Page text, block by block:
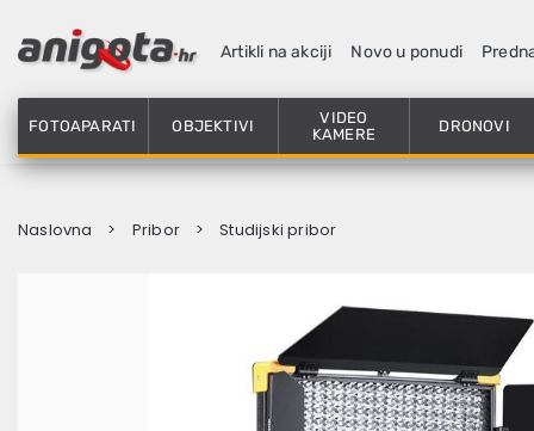
Artikli na akciji Novo u ponudi
FOTOAPARATI OBJEKTIVI
VIDEO
KAMERE
DRONOVI
Naslovna Pribor Studijski pribor